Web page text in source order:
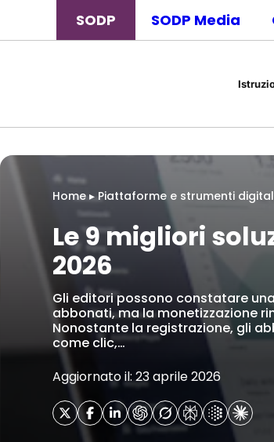
SODP SODP Media
Home ▸ Piattaforme e strumenti
Le 9 migliori
2026
Gli editori possono constatare
abbonati, ma la monetizzazione
Nonostante la registrazione, gli
come clic,…
Aggiornato il: 23 aprile 2026